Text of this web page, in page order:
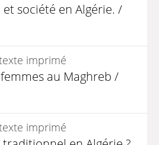
société en Algérie. /
au Maghreb /